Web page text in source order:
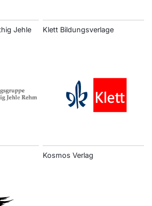
Jehle
Klett Bildungsverlage
Kosmos Verlag